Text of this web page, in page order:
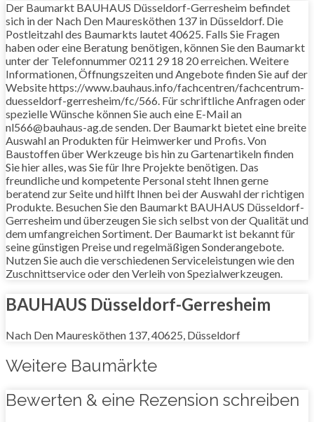
Der Baumarkt BAUHAUS Düsseldorf-Gerresheim befindet
sich in der Nach Den Mauresköthen 137 in Düsseldorf. Die
Postleitzahl des Baumarkts lautet 40625. Falls Sie Fragen
haben oder eine Beratung benötigen, können Sie den Baumarkt
unter der Telefonnummer 0211 29 18 20 erreichen. Weitere
Informationen, Öffnungszeiten und Angebote finden Sie auf der
Website https://www.bauhaus.info/fachcentren/fachcentrum-
duesseldorf-gerresheim/fc/566. Für schriftliche Anfragen oder
spezielle Wünsche können Sie auch eine E-Mail an
nl566@bauhaus-ag.de senden. Der Baumarkt bietet eine breite
Auswahl an Produkten für Heimwerker und Profis. Von
Baustoffen über Werkzeuge bis hin zu Gartenartikeln finden
Sie hier alles, was Sie für Ihre Projekte benötigen. Das
freundliche und kompetente Personal steht Ihnen gerne
beratend zur Seite und hilft Ihnen bei der Auswahl der richtigen
Produkte. Besuchen Sie den Baumarkt BAUHAUS Düsseldorf-
Gerresheim und überzeugen Sie sich selbst von der Qualität und
dem umfangreichen Sortiment. Der Baumarkt ist bekannt für
seine günstigen Preise und regelmäßigen Sonderangebote.
Nutzen Sie auch die verschiedenen Serviceleistungen wie den
Zuschnittservice oder den Verleih von Spezialwerkzeugen.
BAUHAUS Düsseldorf-Gerresheim
Nach Den Mauresköthen 137, 40625, Düsseldorf
Weitere Baumärkte
Bewerten & eine Rezension schreiben